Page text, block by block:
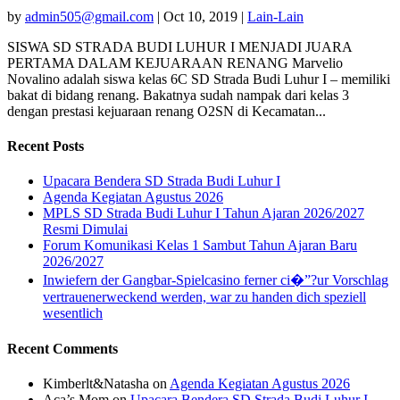
by admin505@gmail.com | Oct 10, 2019 | Lain-Lain
SISWA SD STRADA BUDI LUHUR I MENJADI JUARA
PERTAMA DALAM KEJUARAAN RENANG Marvelio
Novalino adalah siswa kelas 6C SD Strada Budi Luhur I – memiliki
bakat di bidang renang. Bakatnya sudah nampak dari kelas 3
dengan prestasi kejuaraan renang O2SN di Kecamatan...
Recent Posts
Upacara Bendera SD Strada Budi Luhur I
Agenda Kegiatan Agustus 2026
MPLS SD Strada Budi Luhur I Tahun Ajaran 2026/2027
Resmi Dimulai
Forum Komunikasi Kelas 1 Sambut Tahun Ajaran Baru
2026/2027
Inwiefern der Gangbar-Spielcasino ferner ci�”?ur Vorschlag
vertrauenerweckend werden, war zu handen dich speziell
wesentlich
Recent Comments
Kimberlt&Natasha on Agenda Kegiatan Agustus 2026